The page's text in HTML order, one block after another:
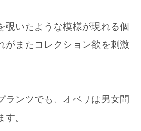
覗いたような模様が現れる個
がまたコレクション欲を刺激
ランツでも、オベサは男女問
。